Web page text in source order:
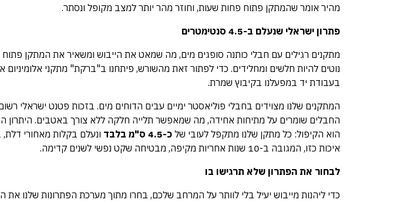
מהיר אומר שהמתקן פתוח פחות שעות, וחוזר מהר יותר למצב מקופל ונסתר.
פתרון ישראלי שנעלם ב-4.5 סנטימטרים
מתקנים רגילים עם חבלי כותנה סופגים מים, מה שמאט את הייבוש ומשאיר את המתקן פתוח
נוטים להיות חלשים ומחלידים. כדי לפתור זאת מהשורש, פיתחנו ב"ברקת" מתקני אלומיניום
בעבודת יד במפעלנו בקיבוץ שמרת.
המתקנים שלנו מצוידים בחבלי פוליאסטר ימיים עבים הדוחים מים. בזכות פטנט ישראלי
החבלים שומרים על מתיחות אחידה, מה שמאפשר תלייה חלקה ללא צורך באטבים. היתרון
הוא הקיפול: כל מתקן שלנו מתקפל לעובי של כ-4.5 ס"מ בלבד
ונעלם בקלות מאחורי
איכות כזו, המגובה ב-10 שנות אחריות מקיפה, מבטיחה שקט נפשי לשנים קדימה.
לבחור את הפתרון שלא תרגישו בו
כדי ליהנות מייבוש יעיל בלי לוותר על המרחב שלכם, בחרו מתוך מערכת הפתרונות שלנו